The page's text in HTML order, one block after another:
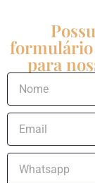
formulário
para